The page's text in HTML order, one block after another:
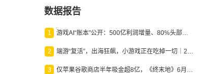
数据报告
1 游戏AI“账本”公开：500亿利润增量、80%头部入局，谁在闷声发财？
2 端游“复活”，出海狂飙，小游戏正在吃掉一切｜2026上半年产业报告
3 仅苹果谷歌商店半年吸金超8亿，《终末地》6月份收入显著回暖